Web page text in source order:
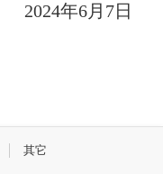
年6月7日
其它